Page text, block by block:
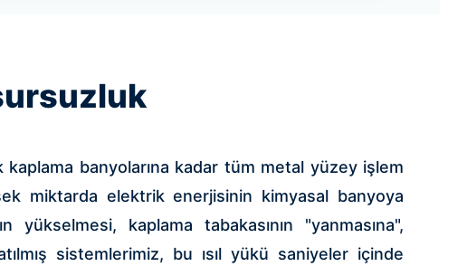
banyolarına kadar tüm metal yüzey işlem
miktarda elektrik enerjisinin kimyasal banyoya
yükselmesi, kaplama tabakasının "yanmasına",
sistemlerimiz, bu ısıl yükü saniyeler içinde